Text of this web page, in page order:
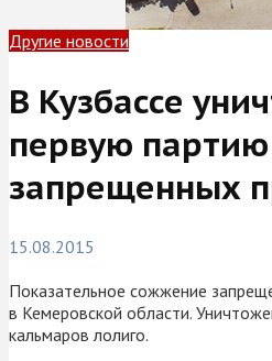
Другие новости
В Кузбассе
первую партию
запрещенных
15.08.2015
Показательное сожжение
в Кемеровской области.
кальмаров лолиго.